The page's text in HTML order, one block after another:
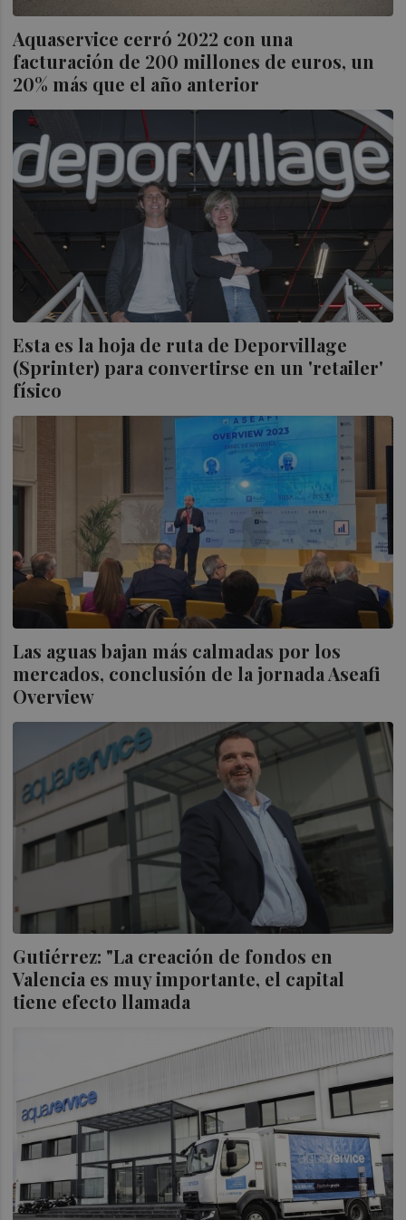
Aquaservice cerró 2022 con una
facturación de 200 millones de euros, un
20% más que el año anterior
Esta es la hoja de ruta de Deporvillage
(Sprinter) para convertirse en un 'retailer'
físico
Las aguas bajan más calmadas por los
mercados, conclusión de la jornada Aseafi
Overview
Gutiérrez: "La creación de fondos en
Valencia es muy importante, el capital
tiene efecto llamada